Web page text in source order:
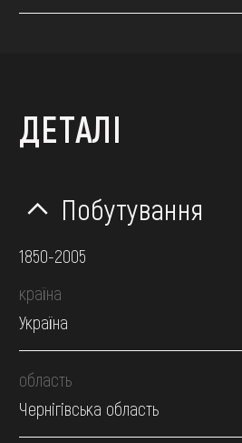
ДЕТАЛІ
Побутування
1850-2005
країна
Україна
область
Чернігівська область